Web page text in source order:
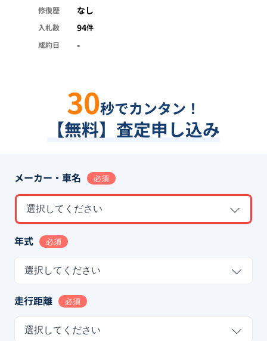
修復歴
なし
入札数 94件
成約日
-
30秒でカンタン！
【無料】査定申し込み
メーカー・車名 必須
選択してください
年式 必須
選択してください
走行距離 必須
選択してください